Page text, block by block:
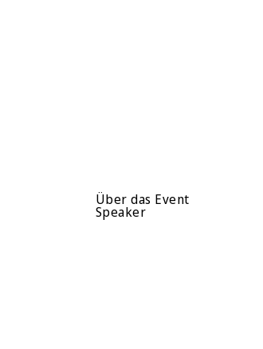
Über das Event
Speaker